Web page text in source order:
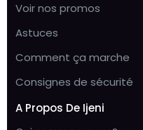
Voir nos promos
Astuces
Comment ça marche
Consignes de sécurité
A Propos De Ijeni